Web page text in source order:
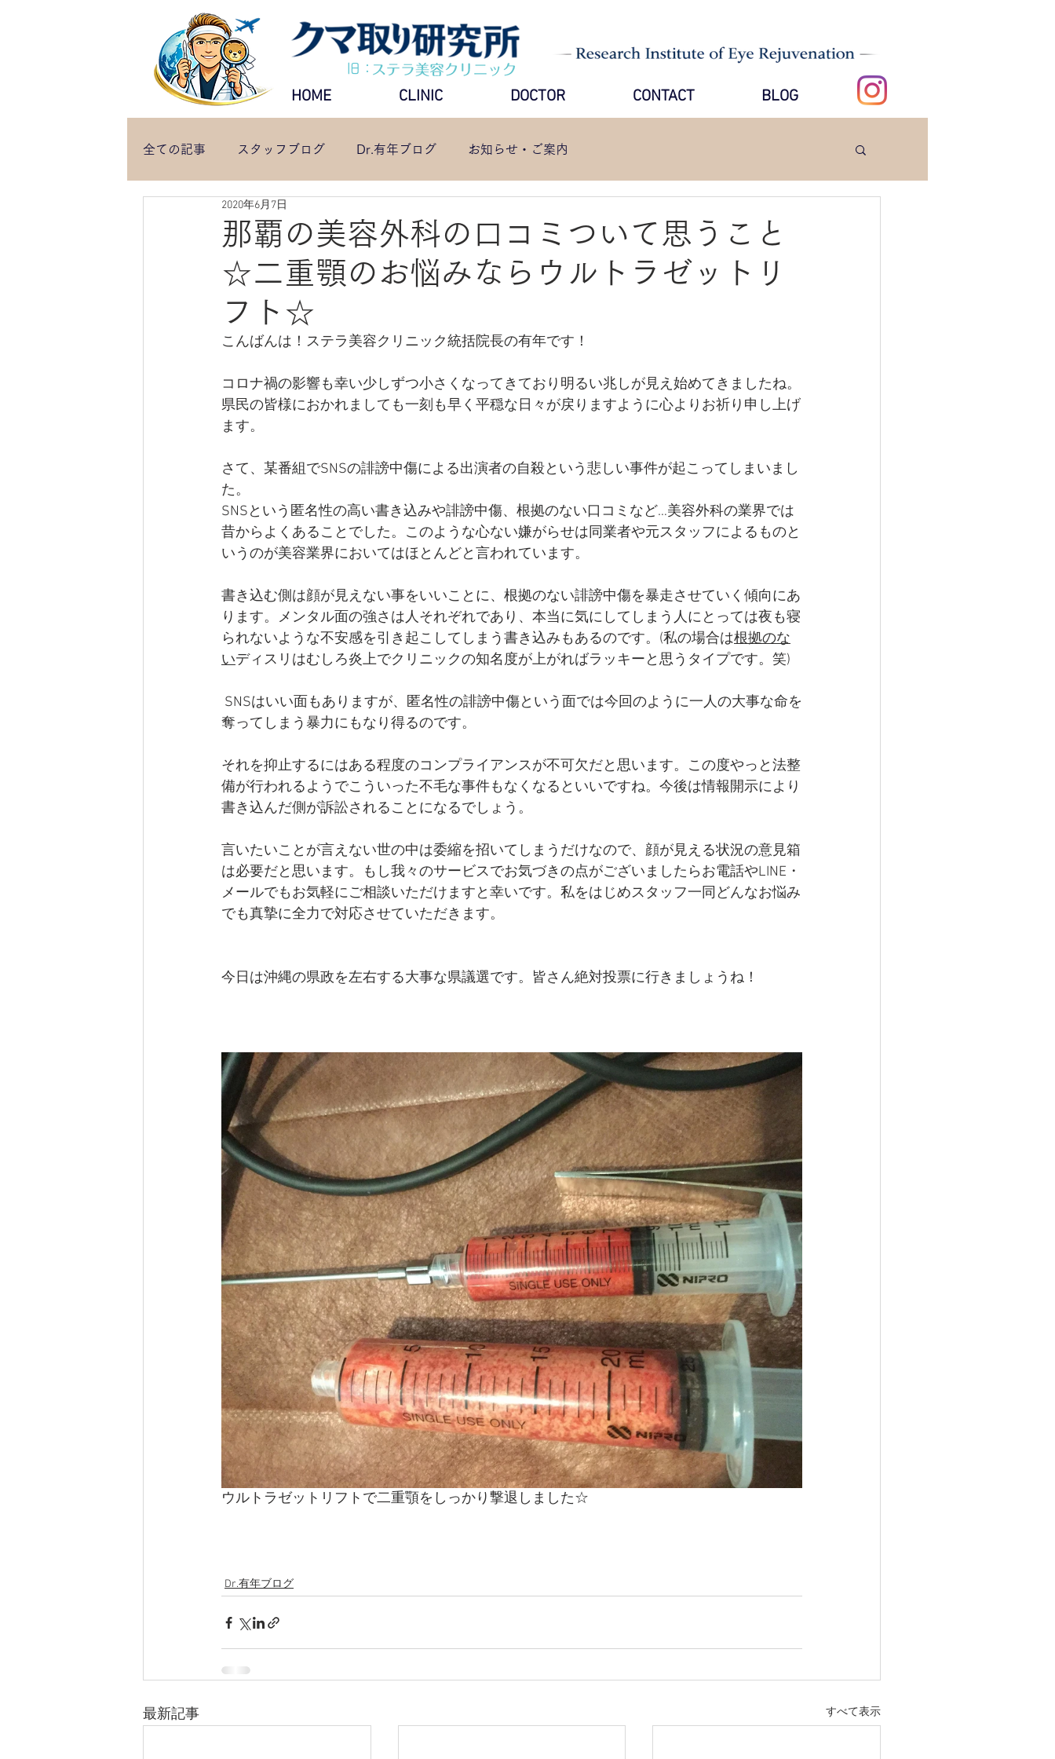
HOME CLINIC DOCTOR CONTACT BLOG
旧：
全ての記事 スタッフブログ Dr.有年ブログ お知らせ・ご案内
那覇の美容外科の口コミついて思うこと
☆二重顎のお悩みならウルトラゼットリ
フト☆
2020年6月7日
こんばんは！ステラ美容クリニック統括院長の有年です！
コロナ禍の影響も幸い少しずつ小さくなってきており明るい兆しが見え始めてきましたね。
県民の皆様におかれましても一刻も早く平穏な日々が戻りますように心よりお祈り申し上げ
ます。
さて、某番組でSNSの誹謗中傷による出演者の自殺という悲しい事件が起こってしまいまし
た。
SNSという匿名性の高い書き込みや誹謗中傷、根拠のない口コミなど…美容外科の業界では
昔からよくあることでした。このような心ない嫌がらせは同業者や元スタッフによるものと
いうのが美容業界においてはほとんどと言われています。
書き込む側は顔が見えない事をいいことに、根拠のない誹謗中傷を暴走させていく傾向にあ
ります。メンタル面の強さは人それぞれであり、本当に気にしてしまう人にとっては夜も寝
られないような不安感を引き起こしてしまう書き込みもあるのです。(私の場合は根拠のな
いディスリはむしろ炎上でクリニックの知名度が上がればラッキーと思うタイプです。笑)
SNSはいい面もありますが、匿名性の誹謗中傷という面では今回のように一人の大事な命を
奪ってしまう暴力にもなり得るのです。
それを抑止するにはある程度のコンプライアンスが不可欠だと思います。この度やっと法整
備が行われるようでこういった不毛な事件もなくなるといいですね。今後は情報開示により
書き込んだ側が訴訟されることになるでしょう。
言いたいことが言えない世の中は委縮を招いてしまうだけなので、顔が見える状況の意見箱
は必要だと思います。もし我々のサービスでお気づきの点がございましたらお電話やLINE・
メールでもお気軽にご相談いただけますと幸いです。私をはじめスタッフ一同どんなお悩み
でも真摯に全力で対応させていただきます。
今日は沖縄の県政を左右する大事な県議選です。皆さん絶対投票に行きましょうね！
ウルトラゼットリフトで二重顎をしっかり撃退しました☆
Dr.有年ブログ
最新記事 すべて表示